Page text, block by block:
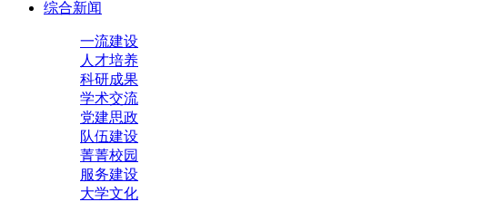
综合新闻
一流建设
人才培养
科研成果
学术交流
党建思政
队伍建设
菁菁校园
服务建设
大学文化